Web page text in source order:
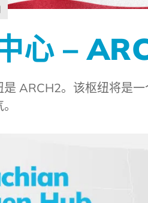
心 –
ARCH2。该枢纽将是